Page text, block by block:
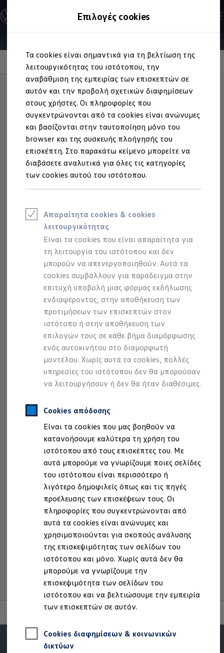
Επιλογές cookies
Τα cookies είναι σημαντικά για τη βελτίωση της
λειτουργικότητας του ιστότοπου, την
αναβάθμιση της εμπειρίας των επισκεπτών σε
αυτόν και την προβολή σχετικών διαφημίσεων
στους χρήστες. Οι πληροφορίες που
συγκεντρώνονται από τα cookies είναι ανώνυμες
και βασίζονται στην ταυτοποίηση μόνο του
browser και της συσκευής πλοήγησής του
επισκέπτη. Στο παρακάτω κείμενο μπορείτε να
διαβάσετε αναλυτικά για όλες τις κατηγορίες
των cookies αυτού του ιστότοπου.
Απαραίτητα cookies & cookies
λειτουργικότητας
Είναι τα cookies που είναι απαραίτητα για
τη λειτουργία του ιστότοπου και δεν
μπορούν να απενεργοποιηθούν. Αυτά τα
cookies συμβάλλουν για παράδειγμα στην
επιτυχή υποβολή μιας φόρμας εκδήλωσης
ενδιαφέροντος, στην αποθήκευση των
προτιμήσεων των επισκεπτών στον
ιστότοπο ή στην αποθήκευση των
επιλογών τους σε κάθε βήμα διαμόρφωσης
ενός αυτοκινήτου στο διαμορφωτή
μοντέλου. Χωρίς αυτά τα cookies, πολλές
υπηρεσίες του ιστότοπου δεν θα μπορούσαν
να λειτουργήσουν ή δεν θα ήταν διαθέσιμες.
Cookies απόδοσης
Είναι τα cookies που μας βοηθούν να
κατανοήσουμε καλύτερα τη χρήση του
ιστότοπου από τους επισκέπτες του. Με
αυτά μπορούμε να γνωρίζουμε ποιες σελίδες
του ιστότοπου είναι περισσότερο ή
λιγότερο δημοφιλείς όπως και τις πηγές
προέλευσης των επισκέψεων τους. Οι
πληροφορίες που συγκεντρώνονται από
αυτά τα cookies είναι ανώνυμες και
χρησιμοποιούνται για σκοπούς ανάλυσης
της επισκεψιμότητας των σελίδων του
ιστότοπου και μόνο. Χωρίς αυτά δεν θα
μπορούμε να γνωρίζουμε την
επισκεψιμότητα των σελίδων του
ιστότοπου και να βελτιώσουμε την εμπειρία
των επισκεπτών σε αυτόν.
Cookies διαφημίσεων & κοινωνικών
δικτύων
στο
περιεχόμενο
στο
footer
Ανακαλύψτε τα Μοντέλα
Διαμορφώστε το Volkswagen σας
Επαγγελματικά Οχήματα Volkswagen
Ηλεκτρικά & eHybrid μοντέλα
Ηλεκτρικά μοντέλα
ID.3 Neo
Νέο ID. Polo
ID.4
ID.4 GTX
ID.5
ID.5 GTX
ID.7
ID.7 GTX
ID. Buzz
ID. Buzz Cargo
ID. CROSS
eHybrid μοντέλα
Golf GTE
Νέο Tayron ehybrid
e-Tools για ηλεκτρικά αυτοκίνητα
Προσομοιωτής αυτονομίας
Προσομοιωτής χρόνου φόρτισης
Προσομοιωτής κόστους φόρτισης
ID. Ενημερώσεις λογισμικού
We Charge - Υπηρεσία Φόρτισης
Εύρεση δημόσιων σημείων φόρτισης
ID. Charger
Ενημέρωση ID.
Πλατφόρμα MEB
Μύθοι & Αλήθειες για την ηλεκτροκίνηση
Πού μπορώ να φορτίσω;
Πόσο μακριά μπορώ να φτάσω;
Πώς μπορώ να πληρώσω;
Πώς μπορώ να φορτίσω;
Η αντλία θερμότητας στα ID.
Η λειτουργία ανάκτησης ενέργειας κατά την
Το σύστημα πέδησης στα ID.
Διαθέσιμα νέα και μεταχειρισμένα αυτοκίνητα
Διαθέσιμα νέα αυτοκίνητα
Χρηματοδότηση και Leasing
Volkswagen Easy Living
Χρηματοδότηση Auto Credit
Χρηματοδότηση Classic Credit
Καινοτόμες Τεχνολογίες
Ιδιοκτήτες και υπηρεσίες After Sales
myVolkswagen
Service και γνήσια ανταλλακτικά
Επιθεώρηση & ΚΤΕΟ
Επισκευές & έλεγχοι
Λιπαντικά κινητήρα και υγρά
Τροχοί και ελαστικά
Οδική Βοήθεια
Volkswagen Service
Ανταλλακτικά Volkswagen
Γνήσια αξεσουάρ Volkswagen
Γνήσια αξεσουάρ Volkswagen ειδικά για κάθε
Εσωτερική και εξωτερική προστασία
Λύσεις μεταφοράς και αποσκευών
Ψυχαγωγία και ηλεκτρονικές συσκευές
Εξατομίκευση
Επιτοίχιος σταθμός φόρτισης και καλώδια
Συλλογές Lifestyle
Εφαρμογές Volkswagen, σύνδεση και
Σύνδεση κινητού τηλεφώνου και οχήματος
Digital Cockpit Pro
Βλέπετεό,τι είναι
σημαντικό.
Digital Cockpit Pro
Θέλετε να βλέπετε μόνο τιςενδείξεις ταχύτητας και
χιλιομέτρων;Ή και άλλα στοιχεία της διαδρομής, όπως
τον χάρτη πλοήγησης σε πλήρη προβολή ή τον τίτλο του
τραγουδιού που ακούτε εκείνη τη στιγμή;
Η επιλογή είναι στο χέρι σας. Διαμορφώστε εύκολα, μόνοι
Digital Cockpit Pro υψηλής ανάλυσης μεγέθους
10,2 ιντσών (26 εκ.).Και, ακριβώς όπως εσείς θέλετε, μαζί
Νομική Σημείωση Προστασία Δεδομένων
Imprint
Πολιτική cookies
Άδειες Χρήσης Τρίτων
Πληροφορίες Ασφαλείας Προϊόντων
Volkswagen AG (Στοιχεία έκδοσης και νομικά κείμενα)
Δήλωση Προσβασιμότητας
Πληροφορίες για την Προσβασιμότητα
EU Data Act
Ανάκληση Ψηφιακών υπηρεσιών
Σημείωση από Volkswagen
Η εικόνα μπορεί να διαφέρει ανάλογα με την έκδοση
λογισμικού από την κατάσταση παράδοσης.